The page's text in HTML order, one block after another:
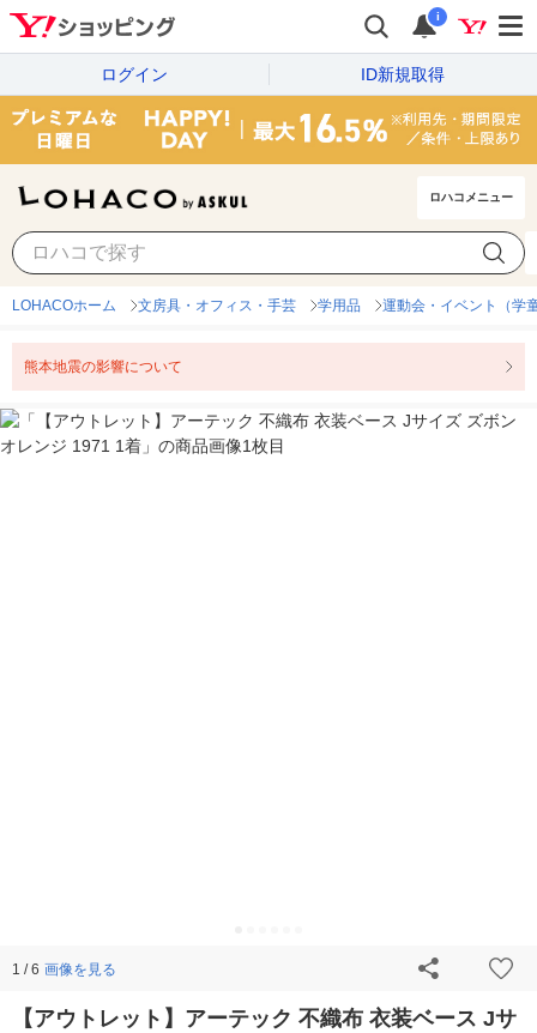
i
ログイン ID新規取得
ロハコメニュー
LOHACOホーム 文房具・オフィス・手芸 学用品 運動会・イベント（学
熊本地震の影響について
1 / 6 画像を見る
【アウトレット】アーテック 不織布 衣装ベース Jサ